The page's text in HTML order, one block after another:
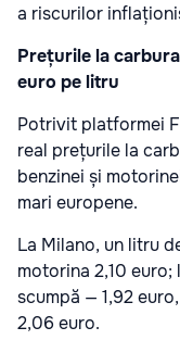
a riscurilor
Prețurile la
euro pe litru
Potrivit platformei
real prețurile la
benzinei și
mari europene.
La Milano, un litru
motorina 2,10 euro;
scumpă — 1,92
2,06 euro.